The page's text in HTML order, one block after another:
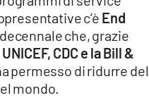
c’è End
che, grazie
UNICEF, CDC e la Bill &
permesso di ridurre del
mondo.